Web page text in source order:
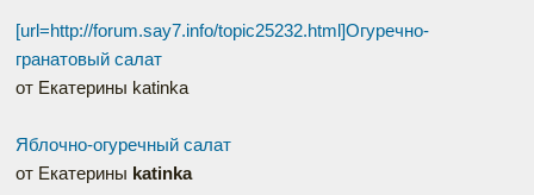
[url=http://forum.say7.info/topic25232.html]Огуречно-
гранатовый салат
от Екатерины katinka
Яблочно-огуречный салат
от Екатерины katinka